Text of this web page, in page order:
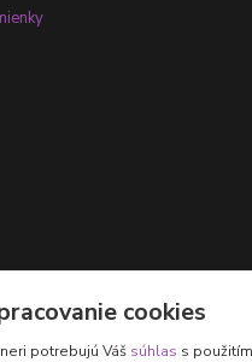
cookies
potrebujú Váš súhlas s